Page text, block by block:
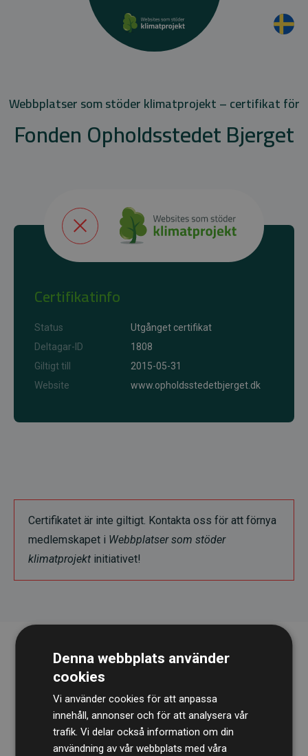
Webbplatser som stöder klimatprojekt – certifikat för
Fonden Opholdsstedet Bjerget
Certifikatinfo
Status
Utgånget certifikat
Deltagar-ID
1808
Giltigt till
2015-05-31
Website
www.opholdsstedetbjerget.dk
Certifikatet är inte giltigt. Kontakta oss för att förnya
medlemskapet i Webbplatser som stöder
klimatprojekt initiativet!
RevisionsbyrånBDOgranskar kontinuerligt våra
Denna webbplats använder
cookies
Vi använder cookies för att anpassa
innehåll, annonser och för att analysera vår
trafik. Vi delar också information om din
användning av vår webbplats med våra